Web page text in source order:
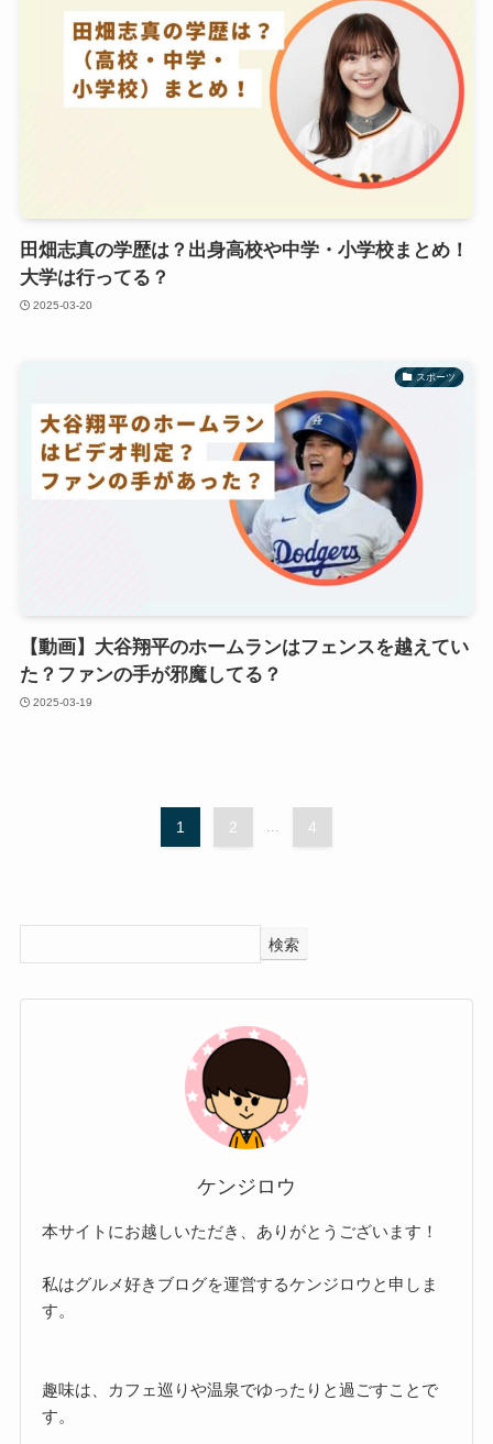
田畑志真の学歴は？出身高校や中学・小学校まとめ！
大学は行ってる？
2025-03-20
スポーツ
【動画】大谷翔平のホームランはフェンスを越えてい
た？ファンの手が邪魔してる？
2025-03-19
1 2 ... 4
検索
ケンジロウ
本サイトにお越しいただき、ありがとうございます！
私はグルメ好きブログを運営するケンジロウと申しま
す。
趣味は、カフェ巡りや温泉でゆったりと過ごすことで
す。